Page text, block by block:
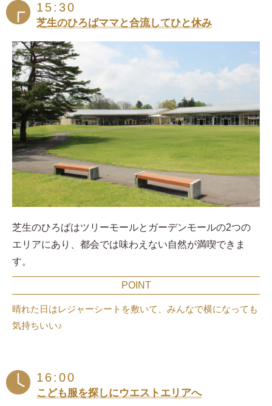
15:30
芝生のひろばママと合流してひと休み
芝生のひろばはツリーモールとガーデンモールの2つの
エリアにあり、都会では味わえない自然が満喫できま
す。
POINT
晴れた日はレジャーシートを敷いて、みんなで横になっても
気持ちいい♪
16:00
こども服を探しにウエストエリアへ